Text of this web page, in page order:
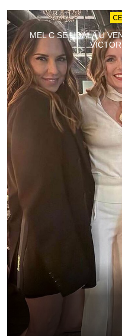
MEL C SE UDALA U